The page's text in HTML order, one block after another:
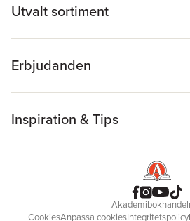
Utvalt sortiment
Erbjudanden
Inspiration & Tips
CookiesAnpassa cookiesIntegritetspolicy